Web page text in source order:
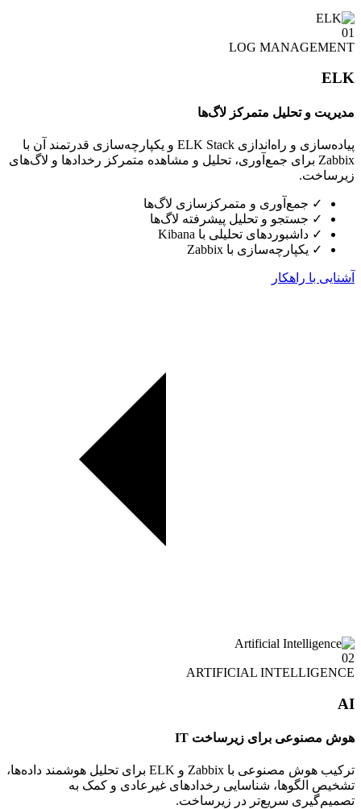
01
LOG MANAGEMENT
ELK
مدیریت و تحلیل متمرکز لاگ‌ها
پیاده‌سازی و راه‌اندازی ELK Stack و یکپارچه‌سازی قدرتمند آن با
Zabbix برای جمع‌آوری، تحلیل و مشاهده متمرکز رخدادها و لاگ‌های
زیرساخت.
✓ جمع‌آوری و متمرکزسازی لاگ‌ها
✓ جستجو و تحلیل پیشرفته لاگ‌ها
✓ داشبوردهای تحلیلی با Kibana
✓ یکپارچه‌سازی با Zabbix
آشنایی با راهکار
02
ARTIFICIAL INTELLIGENCE
AI
هوش مصنوعی برای زیرساخت IT
ترکیب هوش مصنوعی با Zabbix و ELK برای تحلیل هوشمند داده‌ها،
تشخیص الگوها، شناسایی رخدادهای غیرعادی و کمک به
تصمیم‌گیری سریع‌تر در زیرساخت.